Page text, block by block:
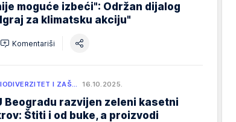
moguće izbeći": Održan dijalog
za klimatsku akciju"
Komentariši
I ZAŠ… 16.10.2025.
Beogradu razvijen zeleni kasetni
Štiti i od buke, a proizvodi